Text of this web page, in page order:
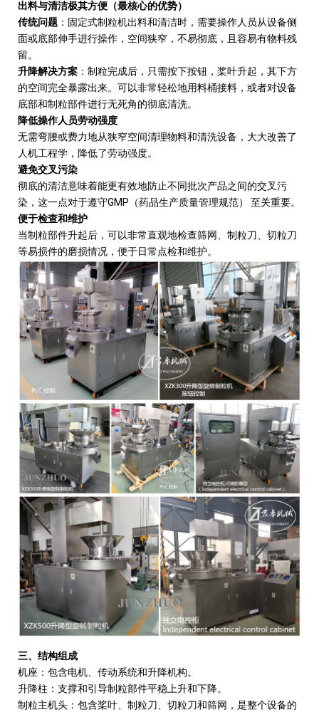
出料与清洁极其方便（最核心的优势）
传统问题 ：固定式制粒机出料和清洁时，需要操作人员从设备侧
面或底部伸手进行操作，空间狭窄，不易彻底，且容易有物料残
留。
升降解决方案 ：制粒完成后，只需按下按钮，桨叶升起，其下方
的空间完全暴露出来。可以非常轻松地用料桶接料，或者对设备
底部和制粒部件进行无死角的彻底清洗。
降低操作人员劳动强度
无需弯腰或费力地从狭窄空间清理物料和清洗设备，大大改善了
人机工程学，降低了劳动强度。
避免交叉污染
彻底的清洁意味着能更有效地防止不同批次产品之间的交叉污
染，这一点对于遵守GMP （药品生产质量管理规范）
至关重要。
便于检查和维护
当制粒部件升起后，可以非常直观地检查筛网、制粒刀、切粒刀
等易损件的磨损情况，便于日常点检和维护。
三、结构组成
机座：包含电机、传动系统和升降机构。
升降柱：支撑和引导制粒部件平稳上升和下降。
制粒主机头：包含桨叶、制粒刀、切粒刀和筛网，是整个设备的